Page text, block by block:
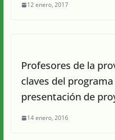
12 enero, 2017
Profesores de la
claves del
presentación de
14 enero, 2016